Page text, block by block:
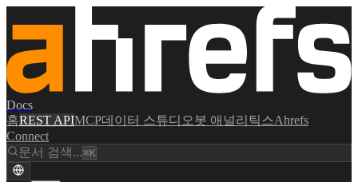
Docs
홈REST APIMCP데이터 스튜디오봇 애널리틱스Ahrefs
Connect
문서 검색...⌘K